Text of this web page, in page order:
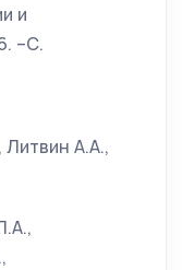
и
–С.
А.А.,